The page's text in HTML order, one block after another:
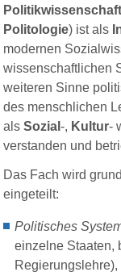
Politikwissenschaft
Politologie) ist als
modernen
wissenschaftlichen
weiteren Sinne
des menschlichen
alsSozial-, Kultur-
verstanden und
Das Fach wird
eingeteilt:
Politisches
einzelne Staaten,
Regierungslehre),